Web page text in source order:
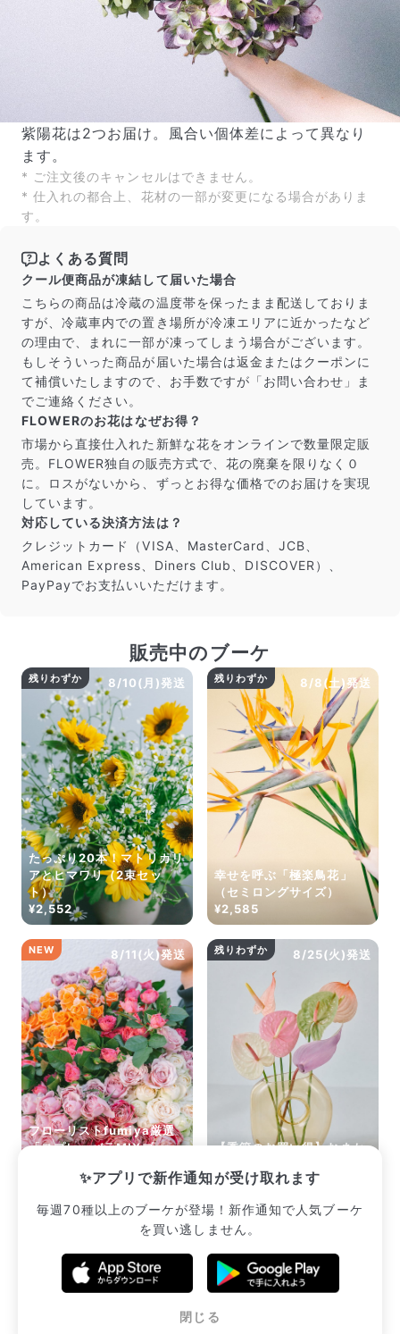
よくある質問
Q. 毎月自動でお花が届くサービスですか？
いいえ、毎月自動でお届けするサービスではありません。好
きな時に好きな花をご注文いただけます。
Q. 配送できないエリアはありますか？
ん。ご了承ください。
Q. 配送日時は指定できますか？
指定はできません。受け取り時間帯は、発送後にクロネコヤ
マトのアプリから変更可能です。
Q. 注文後にキャンセルできますか？
ご注文後一定時間内であればキャンセル可能です。
紫陽花は2つお届け。風合い個体差によって異なり
ます。
* ご注文後のキャンセルはできません。
* 仕入れの都合上、花材の一部が変更になる場合がありま
す。
よくある質問
クール便商品が凍結して届いた場合
こちらの商品は冷蔵の温度帯を保ったまま配送しておりま
すが、冷蔵車内での置き場所が冷凍エリアに近かったなど
の理由で、まれに一部が凍ってしまう場合がございます。
もしそういった商品が届いた場合は返金またはクーポンに
て補償いたしますので、お手数ですが「お問い合わせ」ま
でご連絡ください。
FLOWERのお花はなぜお得？
市場から直接仕入れた新鮮な花をオンラインで数量限定販
売。FLOWER独自の販売方式で、花の廃棄を限りなく０
に。ロスがないから、ずっとお得な価格でのお届けを実現
しています。
対応している決済方法は？
クレジットカード（VISA、MasterCard、JCB、
American Express、Diners Club、DISCOVER）、
PayPayでお支払いいただけます。
✨アプリで新作通知が受け取れます
毎週70種以上のブーケが登場！新作通知で人気ブーケ
を買い逃しません。
閉じる
販売中のブーケ
8/10(月)発送
残りわずか
たっぷり20本！マトリカリ
アとヒマワリ（2束セッ
ト）
¥2,552
8/8(土)発送
残りわずか
幸せを呼ぶ「極楽鳥花」
（セミロングサイズ）
¥2,585
8/11(火)発送
NEW
フローリストfumiya厳選
「スプレーバラMIXブー
8/25(火)発送
残りわずか
【季節のお買い得】おまか
¥2,310
販売中のブーケ一覧へ